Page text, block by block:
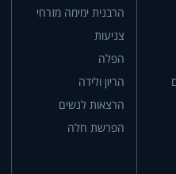
הרבנית ימימה מזרחי
צניעות
הפלה
הריון ולידה
הרצאות לנשים
הפרשת חלה